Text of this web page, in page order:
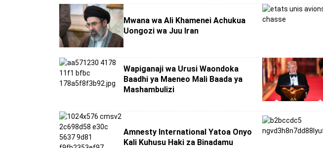
Mwana wa Ali Khamenei Achukua
Uongozi wa Juu Iran
Wapiganaji wa Urusi Waondoka
Baadhi ya Maeneo Mali Baada ya
Mashambulizi
Amnesty International Yatoa Onyo
Kali Kuhusu Haki za Binadamu